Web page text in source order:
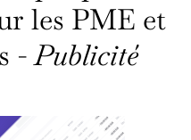
les PME et
-Publicité